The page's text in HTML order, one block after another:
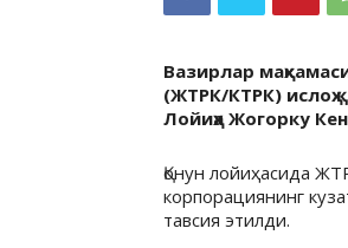
Вазирлар
(ЖТРК/КТРК) ислоҳ
Лойиҳа Жогорку
Қонун лойиҳасида
корпорациянинг
тавсия этилди.